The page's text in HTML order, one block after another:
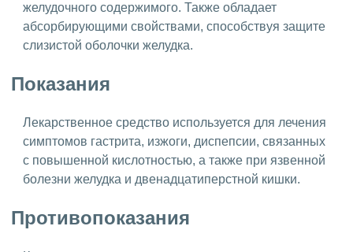
желудочного содержимого. Также обладает
абсорбирующими свойствами, способствуя защите
слизистой оболочки желудка.
Показания
Лекарственное средство используется для лечения
симптомов гастрита, изжоги, диспепсии, связанных
с повышенной кислотностью, а также при язвенной
болезни желудка и двенадцатиперстной кишки.
Противопоказания